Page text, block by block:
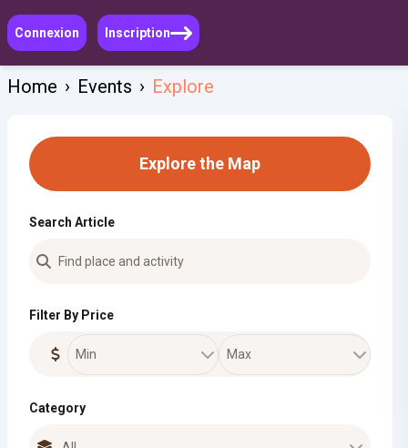
Connexion Inscription
Home › Events › Explore
Explore the Map
Search Article
Filter By Price
Category